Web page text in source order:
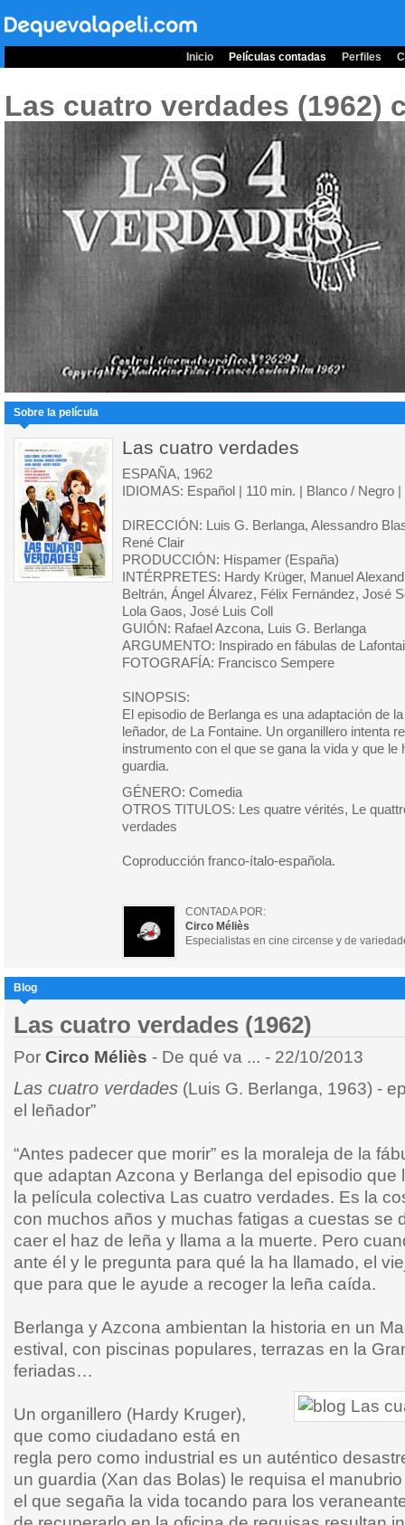
Inicio Películas contadas Perfiles
Las cuatro verdades (1962)
Sobre la película
Las cuatro verdades
ESPAÑA, 1962
IDIOMAS: Español | 110 min. | Blanco / Negro
DIRECCIÓN: Luis G. Berlanga, Alessandro
René Clair
PRODUCCIÓN: Hispamer (España)
INTÉRPRETES: Hardy Krüger, Manuel
Beltrán, Ángel Álvarez, Félix Fernández, José
Lola Gaos, José Luis Coll
GUIÓN: Rafael Azcona, Luis G. Berlanga
ARGUMENTO: Inspirado en fábulas de
FOTOGRAFÍA: Francisco Sempere
SINOPSIS:
El episodio de Berlanga es una adaptación de
leñador, de La Fontaine. Un organillero intenta
instrumento con el que se gana la vida y que le
guardia.
GÉNERO: Comedia
OTROS TITULOS: Les quatre vérités, Le
verdades
Coproducción franco-ítalo-española.
CONTADA POR:
Circo Méliès
Especialistas en cine circense y de
Blog
Las cuatro verdades (1962)
Por Circo Méliès - De qué va ... - 22/10/2013
Las cuatro verdades (Luis G. Berlanga, 1963) -
el leñador”
“Antes padecer que morir” es la moraleja de la
que adaptan Azcona y Berlanga del episodio que
la película colectiva Las cuatro verdades. Es la
con muchos años y muchas fatigas a cuestas se
caer el haz de leña y llama a la muerte. Pero
ante él y le pregunta para qué la ha llamado, el
que para que le ayude a recoger la leña caída.
Berlanga y Azcona ambientan la historia en un
estival, con piscinas populares, terrazas en la
feriadas…
Un organillero (Hardy Kruger),
que como ciudadano está en
regla pero como industrial es un auténtico
un guardia (Xan das Bolas) le requisa el
el que segaña la vida tocando para los